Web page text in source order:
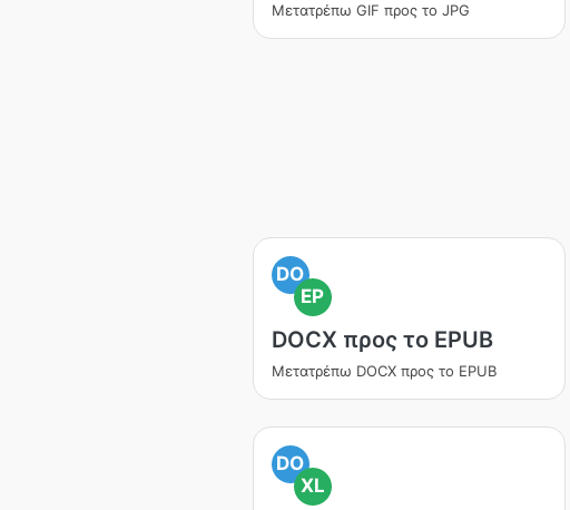
Μετατρέπω GIF προς το JPG
DO
EP
DOCX προς το EPUB
Μετατρέπω DOCX προς το EPUB
DO
XL